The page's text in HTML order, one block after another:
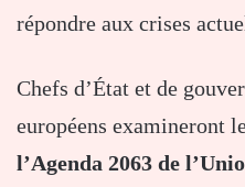
répondre aux crises
Chefs d’État et de
européens examineront
l’Agenda 2063 de